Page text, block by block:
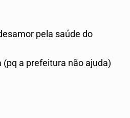
pela saúde do
(pq a prefeitura não ajuda)